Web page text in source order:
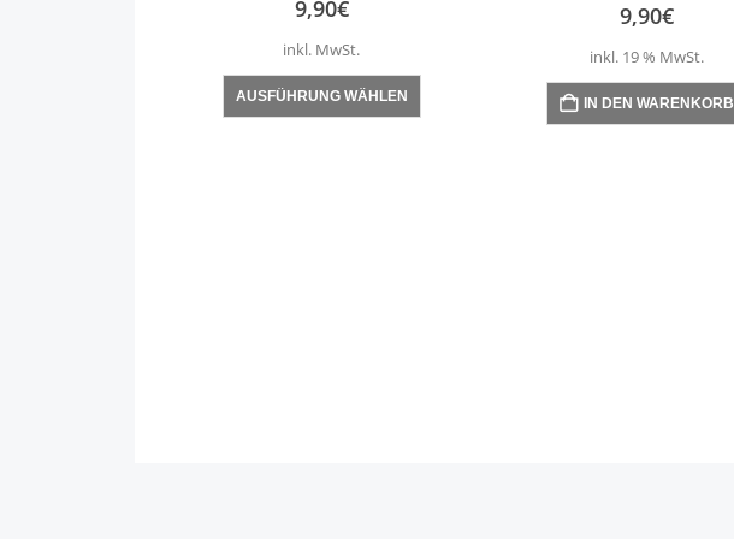
9,90€
inkl. MwSt.
AUSFÜHRUNG WÄHLEN
Dieses Produkt weist mehrere Varianten auf. Die Optionen können auf der Produktseite gewählt werden
9,90€
inkl. 19 % MwSt.
IN DEN WARENKORB